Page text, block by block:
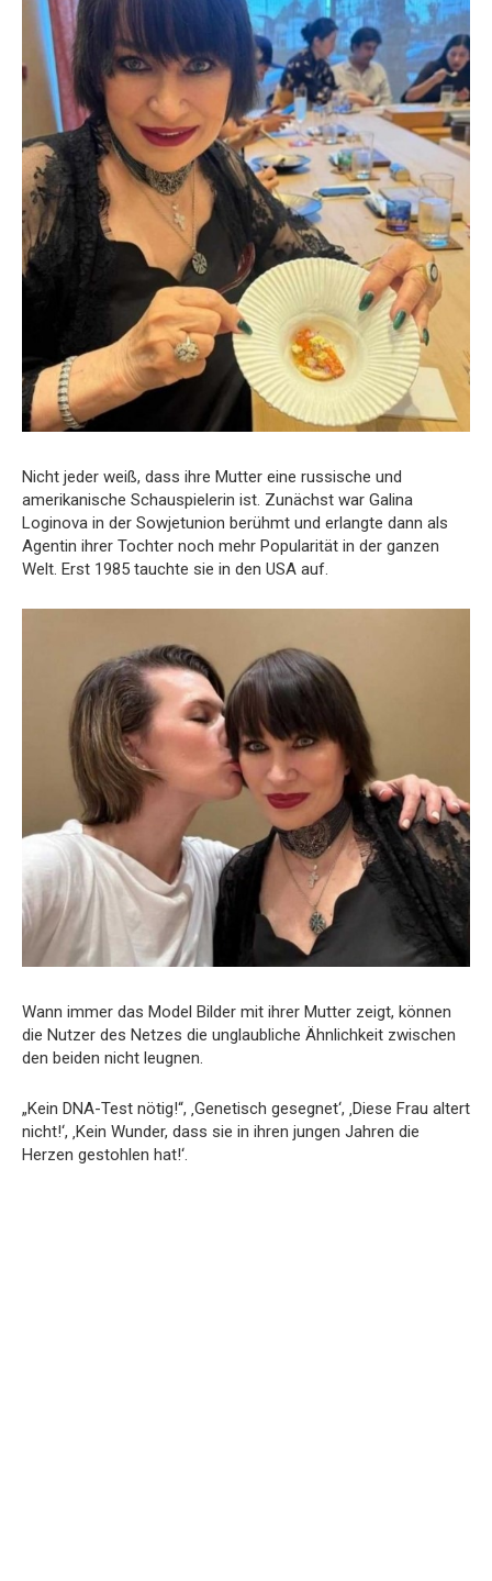
Nicht jeder weiß, dass ihre Mutter eine russische und
amerikanische Schauspielerin ist. Zunächst war Galina
Loginova in der Sowjetunion berühmt und erlangte dann als
Agentin ihrer Tochter noch mehr Popularität in der ganzen
Welt. Erst 1985 tauchte sie in den USA auf.
Wann immer das Model Bilder mit ihrer Mutter zeigt, können
die Nutzer des Netzes die unglaubliche Ähnlichkeit zwischen
den beiden nicht leugnen.
„Kein DNA-Test nötig!“, ‚Genetisch gesegnet‘, ‚Diese Frau altert
nicht!‘, ‚Kein Wunder, dass sie in ihren jungen Jahren die
Herzen gestohlen hat!‘.